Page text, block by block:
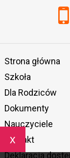
x
Strona główna
Szkoła
Dla Rodziców
Dokumenty
Nauczyciele
Kontakt
Deklaracja